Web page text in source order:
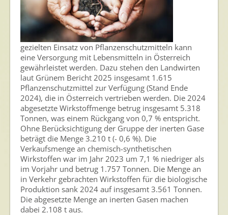
gezielten Einsatz von Pflanzenschutzmitteln kann
eine Versorgung mit Lebensmitteln in Österreich
gewährleistet werden. Dazu stehen den Landwirten
laut Grünem Bericht 2025 insgesamt 1.615
Pflanzenschutzmittel zur Verfügung (Stand Ende
2024), die in Österreich vertrieben werden. Die 2024
abgesetzte Wirkstoffmenge betrug insgesamt 5.318
Tonnen, was einem Rückgang von 0,7 % entspricht.
Ohne Berücksichtigung der Gruppe der inerten Gase
beträgt die Menge 3.210 t (- 0,6 %). Die
Verkaufsmenge an chemisch-synthetischen
Wirkstoffen war im Jahr 2023 um 7,1 % niedriger als
im Vorjahr und betrug 1.757 Tonnen. Die Menge an
in Verkehr gebrachten Wirkstoffen für die biologische
Produktion sank 2024 auf insgesamt 3.561 Tonnen.
Die abgesetzte Menge an inerten Gasen machen
dabei 2.108 t aus.